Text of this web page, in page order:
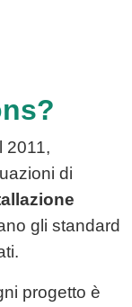
2011,
di
gli standard
progetto è